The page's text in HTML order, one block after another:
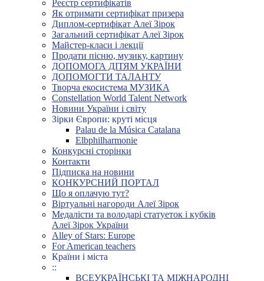
Реєстр сертифікатів
Як отримати сертифікат призера
Диплом-сертифікат Алеї Зірок
Загальний сертифікат Алеї Зірок
Майстер-класи і лекції
Продати пісню, музику, картину
ДОПОМОГА ДІТЯМ УКРАЇНИ
ДОПОМОГТИ ТАЛАНТУ
Творча екосистема МУЗИКА
Constellation World Talent Network
Новини України і світу
Зірки Європи: круті місця
Palau de la Música Catalana
Elbphilharmonie
Конкурсні сторінки
Контакти
Підписка на новини
КОНКУРСНИЙ ПОРТАЛ
Що я оплачую тут?
Віртуальні нагороди Алеї Зірок
Медалісти та володарі статуеток і кубків
Алеї Зірок України
Alley of Stars: Europe
For American teachers
Країни і міста
::
ВСЕУКРАЇНСЬКІ ТА МІЖНАРОДНІ